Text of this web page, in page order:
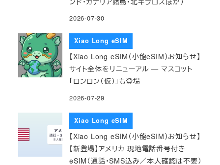
2026-07-30
Xiao Long eSIM
【Xiao Long eSIM（小龍eSIM）お知らせ】
サイト全体をリニューアル — マスコット
「ロンロン（仮）」も登場
2026-07-29
Xiao Long eSIM
【Xiao Long eSIM（小龍eSIM）お知らせ】
【新登場】アメリカ 現地電話番号付き
eSIM（通話・SMS込み／本人確認は不要）